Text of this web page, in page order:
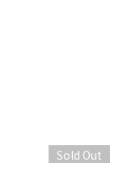
Sold Out